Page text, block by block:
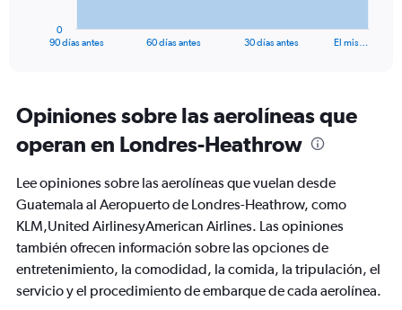
Range:
91
categories.
The
chart
1
Y
axis
displaying
Range:
90 días antes 60 días antes 30 días antes El mis…
0
Opiniones sobre las aerolíneas que
operan en Londres-Heathrow
Lee opiniones sobre las aerolíneas que vuelan desde
Guatemala al Aeropuerto de Londres-Heathrow, como
KLM,United AirlinesyAmerican Airlines. Las opiniones
también ofrecen información sobre las opciones de
entretenimiento, la comodidad, la comida, la tripulación, el
servicio y el procedimiento de embarque de cada aerolínea.